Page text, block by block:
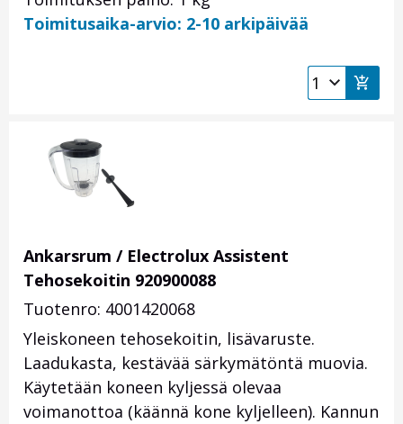
Toimitusaika-arvio: 2-10 arkipäivää
Ankarsrum / Electrolux Assistent
Tehosekoitin 920900088
Tuotenro: 4001420068
Yleiskoneen tehosekoitin, lisävaruste.
Laadukasta, kestävää särkymätöntä muovia.
Käytetään koneen kyljessä olevaa
voimanottoa (käännä kone kyljelleen). Kannun